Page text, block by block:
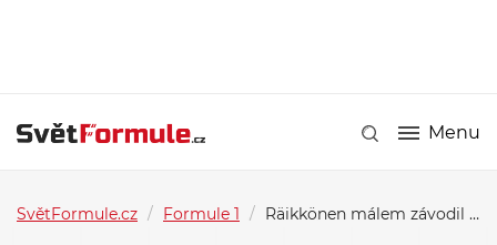
Menu
SvětFormule.cz / Formule 1 / Räikkönen málem závodil za Force Indii, prozradil Szafnauer